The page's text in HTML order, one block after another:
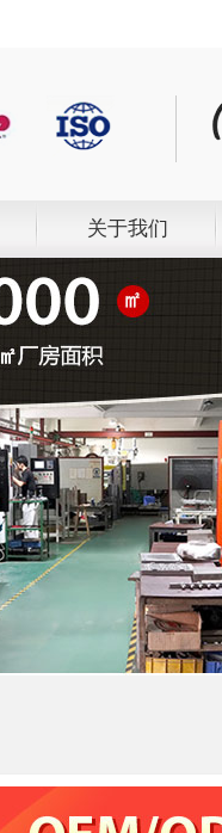
关于我们